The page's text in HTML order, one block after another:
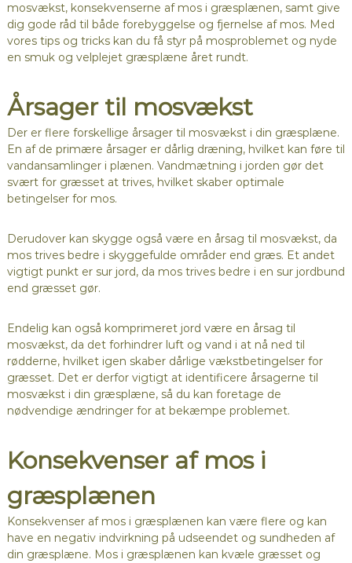
mosvækst, konsekvenserne af mos i græsplænen, samt give
dig gode råd til både forebyggelse og fjernelse af mos. Med
vores tips og tricks kan du få styr på mosproblemet og nyde
en smuk og velplejet græsplæne året rundt.
Årsager til mosvækst
Der er flere forskellige årsager til mosvækst i din græsplæne.
En af de primære årsager er dårlig dræning, hvilket kan føre til
vandansamlinger i plænen. Vandmætning i jorden gør det
svært for græsset at trives, hvilket skaber optimale
betingelser for mos.
Derudover kan skygge også være en årsag til mosvækst, da
mos trives bedre i skyggefulde områder end græs. Et andet
vigtigt punkt er sur jord, da mos trives bedre i en sur jordbund
end græsset gør.
Endelig kan også komprimeret jord være en årsag til
mosvækst, da det forhindrer luft og vand i at nå ned til
rødderne, hvilket igen skaber dårlige vækstbetingelser for
græsset. Det er derfor vigtigt at identificere årsagerne til
mosvækst i din græsplæne, så du kan foretage de
nødvendige ændringer for at bekæmpe problemet.
Konsekvenser af mos i
græsplænen
Konsekvenser af mos i græsplænen kan være flere og kan
have en negativ indvirkning på udseendet og sundheden af
din græsplæne. Mos i græsplænen kan kvæle græsset og